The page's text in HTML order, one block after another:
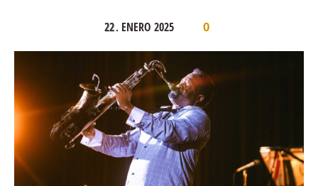
22. ENERO 2025 0